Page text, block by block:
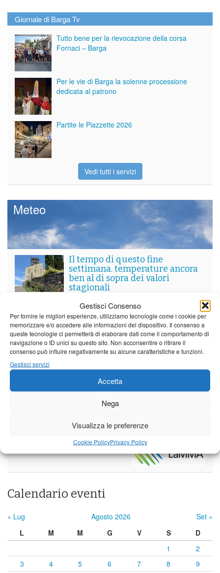
Gestisci Consenso
Per fornire le migliori esperienze, utilizziamo tecnologie come i cookie per
memorizzare e/o accedere alle informazioni del dispositivo. Il consenso a
queste tecnologie ci permetterà di elaborare dati come il comportamento di
navigazione o ID unici su questo sito. Non acconsentire o ritirare il
consenso può influire negativamente su alcune caratteristiche e funzioni.
Gestisci servizi
Accetta
Nega
Visualizza le preferenze
Cookie PolicyPrivacy Policy
Giornale di Barga Tv
Tutto bene per la rievocazione della corsa
Fornaci – Barga
Per le vie di Barga la solenne processione
dedicata al patrono
Partite le Piazzette 2026
Vedi tutti i servizi
Meteo
Il tempo di questo fine
settimana. temperature ancora
ben al di sopra dei valori
stagionali
Sabato Domenica Lunedì
Borgo a Mozzano
21°C|36°C 22°C|36°C 22°C|35°C
Barga
21°C|34°C
Previsioni a cura di:
Calendario eventi
« Lug Agosto 2026
Set »
L
M M G V S
D
1
2
3
4 5 6 7 8
9